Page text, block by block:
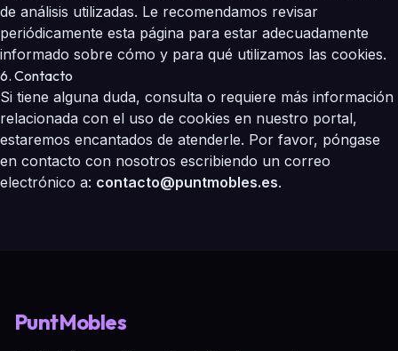
de análisis utilizadas. Le recomendamos revisar
periódicamente esta página para estar adecuadamente
informado sobre cómo y para qué utilizamos las cookies.
6. Contacto
Si tiene alguna duda, consulta o requiere más información
relacionada con el uso de cookies en nuestro portal,
estaremos encantados de atenderle. Por favor, póngase
en contacto con nosotros escribiendo un correo
electrónico a: contacto@puntmobles.es.
PuntMobles